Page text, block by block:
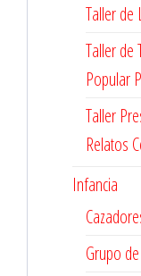
Taller de
Taller de
Popular
Taller
Relatos
Infancia
Grupo